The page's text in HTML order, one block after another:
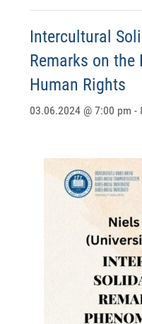
Intercultural
Remarks on
Human Rights
03.06.2024 @ 7:00 pm -